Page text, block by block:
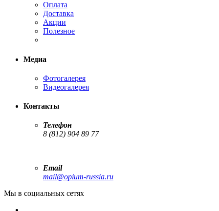
Оплата
Доставка
Акции
Полезное
Медиа
Фотогалерея
Видеогалерея
Контакты
Телефон
8 (812) 904 89 77
Email
mail@opium-russia.ru
Мы в социальных сетях